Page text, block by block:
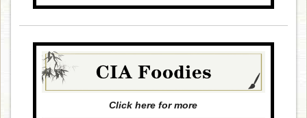
Click here for more